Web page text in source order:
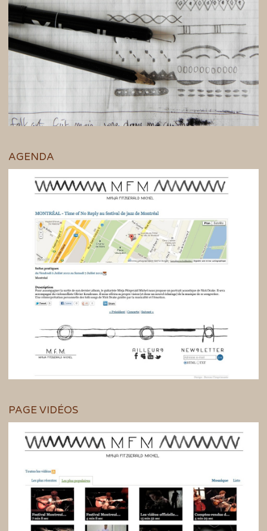
AGENDA
PAGE VIDÉOS